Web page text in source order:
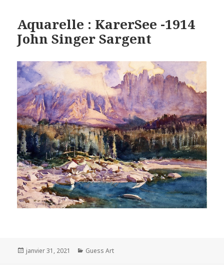
Aquarelle : KarerSee -1914
John Singer Sargent
Posted
janvier 31, 2021 Categories
Guess Art